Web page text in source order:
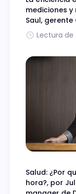
mediciones
Saul, gerente
Lectura
Salud: ¿Por
hora?, por